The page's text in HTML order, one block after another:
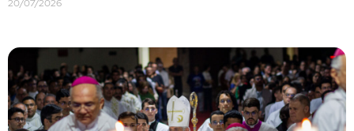
20/07/2026